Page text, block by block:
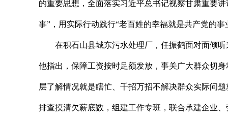
的重要思想，全面落实习近平总书记视察甘肃重要
事”，用实际行动践行“老百姓的幸福就是共产党的事
在积石山县城东污水处理厂，任振鹤面对面倾
他指出，保障工资按时足额发放，事关广大群众切
层了解情况就是瞎忙、千招万招不解决群众实际问
排查摸清欠薪底数，组建工作专班，联合承建企业